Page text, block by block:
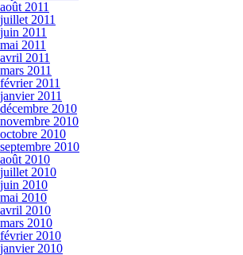
août 2011
juillet 2011
juin 2011
mai 2011
avril 2011
mars 2011
février 2011
janvier 2011
décembre 2010
novembre 2010
octobre 2010
septembre 2010
août 2010
juillet 2010
juin 2010
mai 2010
avril 2010
mars 2010
février 2010
janvier 2010